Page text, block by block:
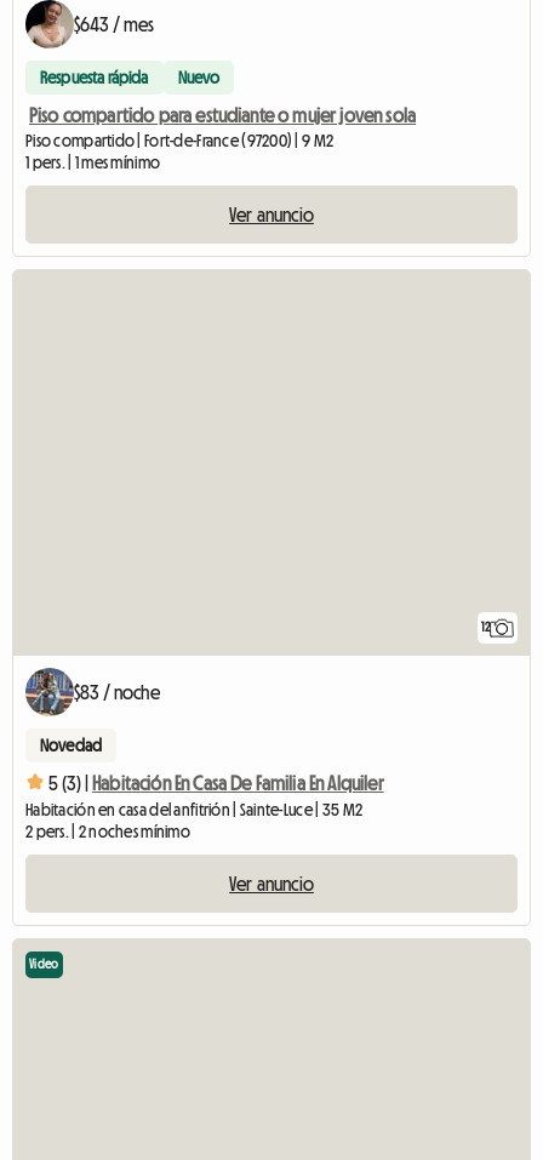
$643 / mes
Respuesta rápida Nuevo
Piso compartido para estudiante o mujer joven sola
Piso compartido | Fort-de-France (97200) | 9 M2
1 pers. | 1 mes mínimo
Ver anuncio
12
$83 / noche
Novedad
5 (3) | Habitación En Casa De Familia En Alquiler
Habitación en casa del anfitrión | Sainte-Luce | 35 M2
2 pers. | 2 noches mínimo
Ver anuncio
Video